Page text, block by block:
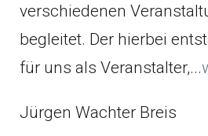
verschiedenen
begleitet. Der hierbei
für uns als Veranstalter,...
Jürgen Wachter Breis